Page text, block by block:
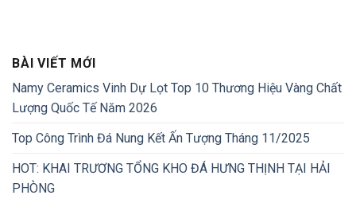
BÀI VIẾT MỚI
Namy Ceramics Vinh Dự Lọt Top 10 Thương Hiệu Vàng Chất
Lượng Quốc Tế Năm 2026
Top Công Trình Đá Nung Kết Ấn Tượng Tháng 11/2025
HOT: KHAI TRƯƠNG TỔNG KHO ĐÁ HƯNG THỊNH TẠI HẢI
PHÒNG